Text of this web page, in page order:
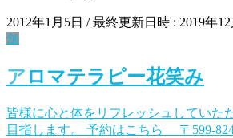
2012年1月5日 / 最終更新日時 : 2019年12
舗
アロマテラピー花笑み
皆様に心と体をリフレッシュしていた
目指します。 予約はこちら 〒599-